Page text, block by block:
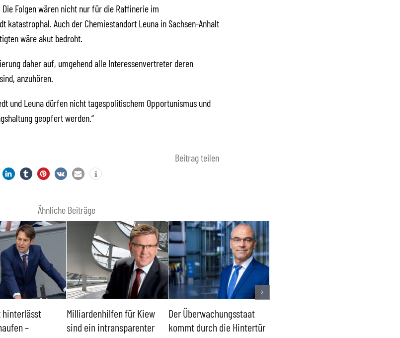
Folgen wären nicht nur für die Raffinerie im
katastrophal. Auch der Chemiestandort Leuna in Sachsen-Anhalt
wäre akut bedroht.
daher auf, umgehend alle Interessenvertreter deren
anzuhören.
und Leuna dürfen nicht tagespolitischem Opportunismus und
geopfert werden.“
Beitrag teilen
Ähnliche Beiträge
hinterlässt
–
Milliardenhilfen für Kiew
sind ein intransparenter
Der Überwachungsstaat
kommt durch die Hintertür